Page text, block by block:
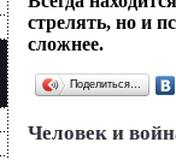
стрелять, но и
сложнее.
Поделиться…
Человек и